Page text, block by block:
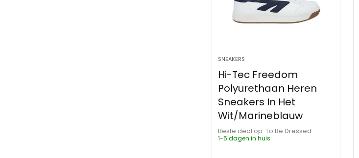
SNEAKERS
Hi-Tec Freedom
Polyurethaan Heren
Sneakers In Het
Wit/Marineblauw
Beste deal op:
To Be Dressed
1-5 dagen in huis